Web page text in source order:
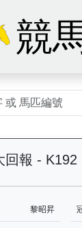
競
回報 - K192
黎昭昇